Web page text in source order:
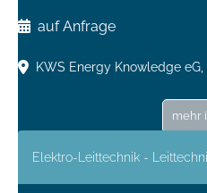
auf Anfrage
KWS Energy Knowledge
mehr
Elektro-Leittechnik -